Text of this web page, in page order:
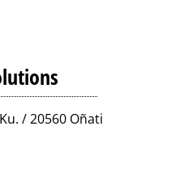
/ 20560 Oñati